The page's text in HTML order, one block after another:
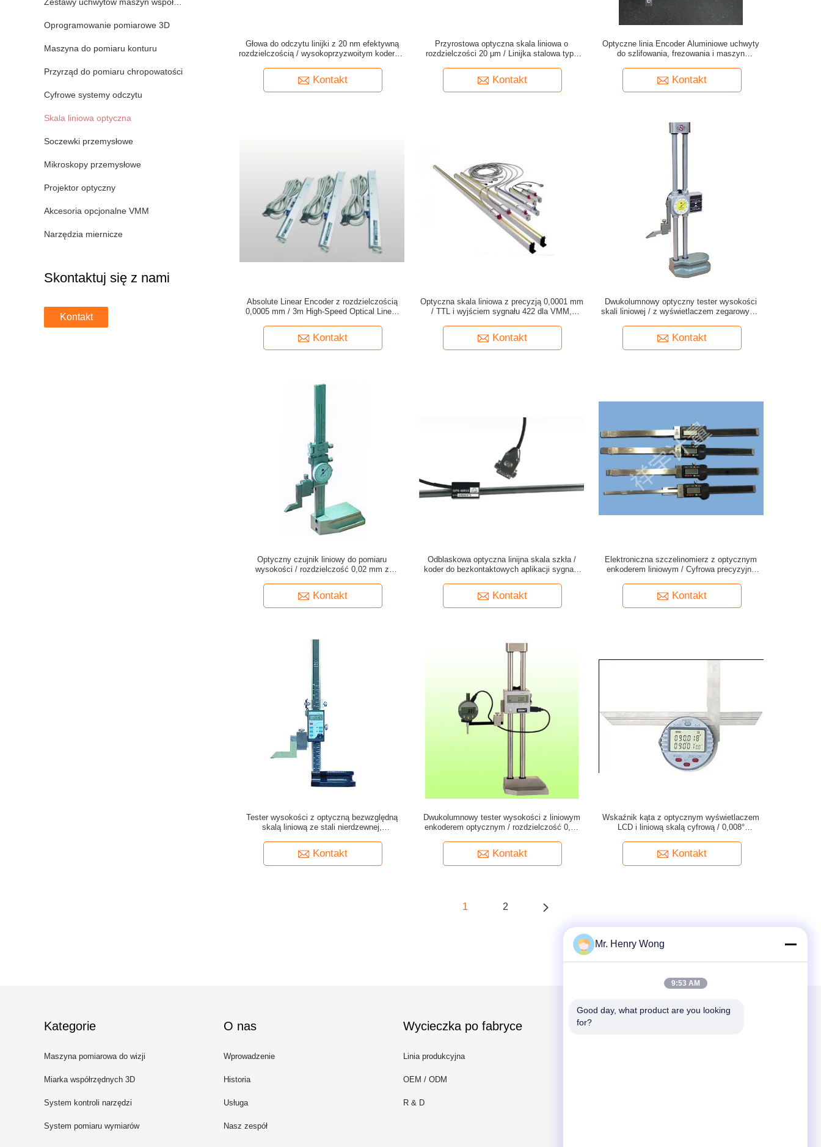
Oprogramowanie pomiarowe 3D
Maszyna do pomiaru konturu
Przyrząd do pomiaru chropowatości
Cyfrowe systemy odczytu
Skala liniowa optyczna
Soczewki przemysłowe
Mikroskopy przemysłowe
Projektor optyczny
Akcesoria opcjonalne VMM
Narzędzia miernicze
Skontaktuj się z nami
Kontakt
Głowa do odczytu linijki z 20 nm efektywną
rozdzielczością / wysokoprzyzwoitym koderem
Kontakt
Przyrostowa optyczna skala liniowa o
rozdzielczości 20 μm / Linijka stalowa typu
Kontakt
Optyczne linia Encoder Aluminiowe uchwyty
do szlifowania, frezowania i maszyn
Kontakt
Absolute Linear Encoder z rozdzielczością
0,0005 mm / 3m High-Speed Optical Linear
Kontakt
Optyczna skala liniowa z precyzją 0,0001 mm
/ TTL i wyjściem sygnału 422 dla VMM,
Kontakt
Dwukolumnowy optyczny tester wysokości
skali liniowej / z wyświetlaczem zegarowym i
Kontakt
Optyczny czujnik liniowy do pomiaru
wysokości / rozdzielczość 0,02 mm z
Kontakt
Odblaskowa optyczna linijna skala szkła /
koder do bezkontaktowych aplikacji sygnału
Kontakt
Elektroniczna szczelinomierz z optycznym
enkoderem liniowym / Cyfrowa precyzyjna
Kontakt
Tester wysokości z optyczną bezwzględną
skalą liniową ze stali nierdzewnej,
Kontakt
Dwukolumnowy tester wysokości z liniowym
enkoderem optycznym / rozdzielczość 0,01
Kontakt
Wskaźnik kąta z optycznym wyświetlaczem
LCD i liniową skalą cyfrową / 0,008°
Kontakt
1 2
Kategorie
Maszyna pomiarowa do wizji
Miarka współrzędnych 3D
System kontroli narzędzi
System pomiaru wymiarów
O nas
Wprowadzenie
Historia
Usługa
Nasz zespół
Wycieczka po fabryce
Linia produkcyjna
OEM / ODM
R & D
Napisz do nas
Mr. Henry Wong
9:53 AM
Good day, what product are you looking
for?